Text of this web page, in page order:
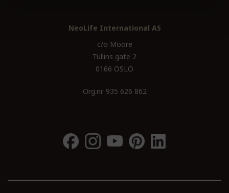
NeoLife International AS
c/o Moore
Tullins gate 2
0166 OSLO
Org.nr. 935 626 862